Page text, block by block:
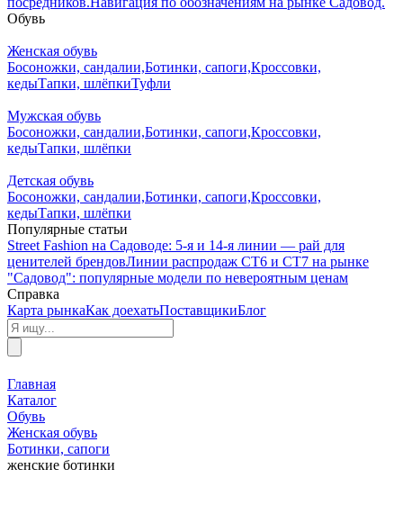
Обувь
Женская обувь
Босоножки, сандалии,Ботинки, сапоги,Кроссовки,
кедыТапки, шлёпкиТуфли
Мужская обувь
Босоножки, сандалии,Ботинки, сапоги,Кроссовки,
кедыТапки, шлёпки
Детская обувь
Босоножки, сандалии,Ботинки, сапоги,Кроссовки,
кедыТапки, шлёпки
Популярные статьи
Street Fashion на Садоводе: 5-я и 14-я линии — рай для
ценителей брендовЛинии распродаж СТ6 и СТ7 на рынке
"Садовод": популярные модели по невероятным ценам
Справка
Карта рынкаКак доехатьПоставщикиБлог
Главная
Каталог
Обувь
Женская обувь
Ботинки, сапоги
женские ботинки